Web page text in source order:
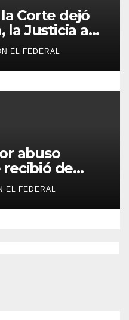
Corte dejó
Justicia aún
ni un peso
EL FEDERAL
abuso
de
del
de La
EL FEDERAL